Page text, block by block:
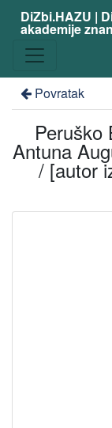
DiZbi.HAZU |
akademije
Povratak
Peruško
Antuna
/ [autor